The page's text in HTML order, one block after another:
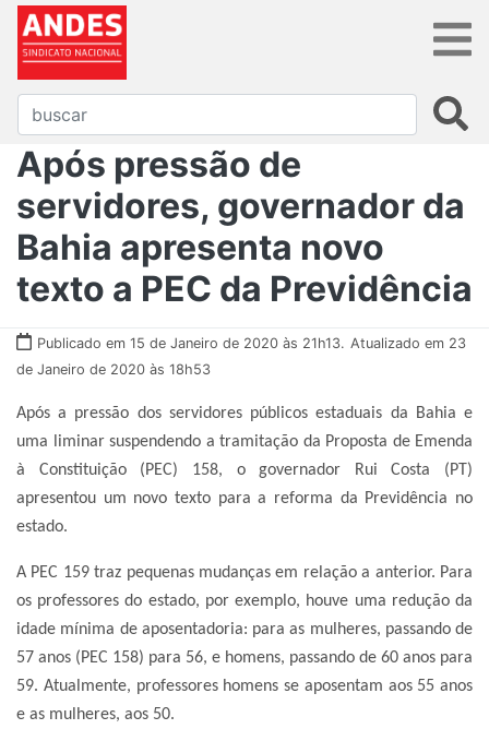
Após pressão de
servidores, governador da
Bahia apresenta novo
texto a PEC da Previdência
Publicado em 15 de Janeiro de 2020 às 21h13. Atualizado em 23
de Janeiro de 2020 às 18h53
Após a pressão dos servidores públicos estaduais da Bahia e
uma liminar suspendendo a tramitação da Proposta de Emenda
à Constituição (PEC) 158, o governador Rui Costa (PT)
apresentou um novo texto para a reforma da Previdência no
estado.
A PEC 159 traz pequenas mudanças em relação a anterior. Para
os professores do estado, por exemplo, houve uma redução da
idade mínima de aposentadoria: para as mulheres, passando de
57 anos (PEC 158) para 56, e homens, passando de 60 anos para
59. Atualmente, professores homens se aposentam aos 55 anos
e as mulheres, aos 50.